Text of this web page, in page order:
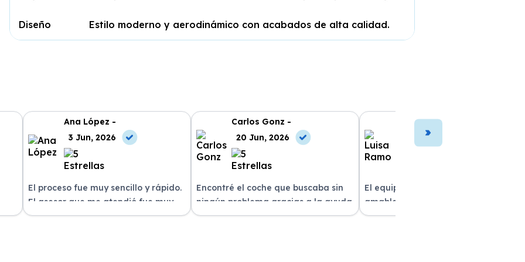
Diseño Estilo moderno y aerodinámico con acabados de alta calidad.
Ana López -
3 Jun, 2026
El proceso fue muy sencillo y rápido.
El asesor que me atendió fue muy
amable y me explicó todo con
Carlos Gonz -
20 Jun, 2026
Encontré el coche que buscaba sin
ningún problema gracias a la ayuda
del equipo. La atención al cliente fue
Luisa Ramo -
10 Jun, 2026
El equipo fue muy profesional y
amable durante todo el proceso. La
entrega del vehículo fue rapidísima